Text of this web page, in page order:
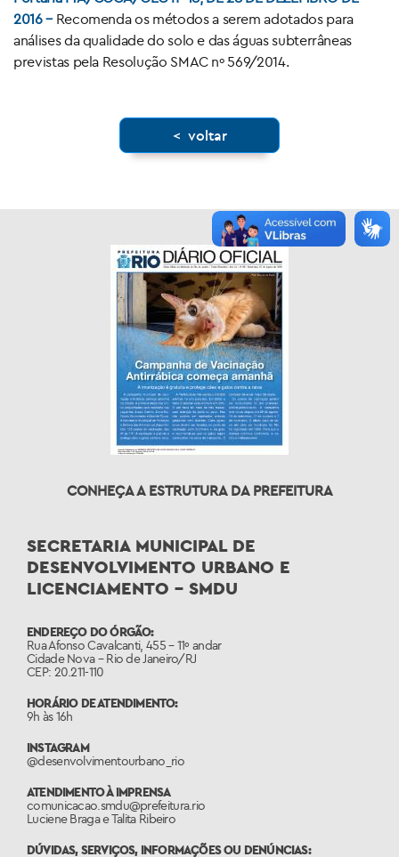
2016 –Recomenda os métodos a serem adotados para
análises da qualidade do solo e das águas subterrâneas
previstas pela Resolução SMAC nº 569/2014.
< voltar
CONHEÇA A ESTRUTURA DA PREFEITURA
SECRETARIA MUNICIPAL DE
DESENVOLVIMENTO URBANO E
LICENCIAMENTO – SMDU
ENDEREÇO DO ÓRGÃO:
Rua Afonso Cavalcanti, 455 – 11º andar
Cidade Nova – Rio de Janeiro/RJ
CEP: 20.211-110
HORÁRIO DE ATENDIMENTO:
9h às 16h
INSTAGRAM
@desenvolvimentourbano_rio
ATENDIMENTO À IMPRENSA
comunicacao.smdu@prefeitura.rio
Luciene Braga e Talita Ribeiro
DÚVIDAS, SERVIÇOS, INFORMAÇÕES OU DENÚNCIAS: